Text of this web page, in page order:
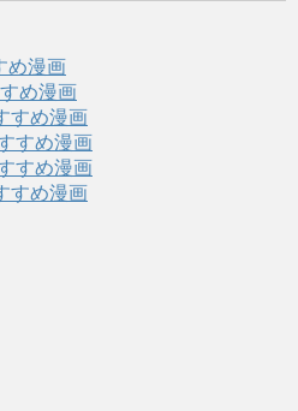
め漫画
め漫画
すめ漫画
すめ漫画
すめ漫画
すめ漫画